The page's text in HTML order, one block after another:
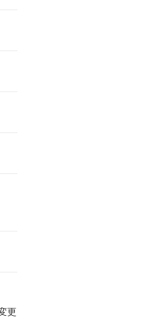
更